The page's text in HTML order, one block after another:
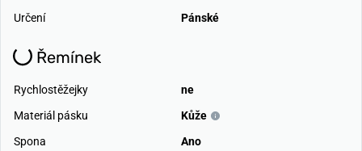
Určení
Pánské
Řemínek
Rychlostěžejky
ne
Materiál pásku
Kůže
Spona
Ano